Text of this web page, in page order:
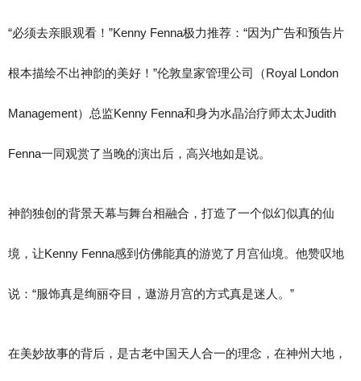
“必须去亲眼观看！”Kenny Fenna极力推荐：“因为广告和预告片
根本描绘不出神韵的美好！”伦敦皇家管理公司（Royal London
Management）总监Kenny Fenna和身为水晶治疗师太太Judith
Fenna一同观赏了当晚的演出后，高兴地如是说。
神韵独创的背景天幕与舞台相融合，打造了一个似幻似真的仙
境，让Kenny Fenna感到仿佛能真的游览了月宫仙境。他赞叹地
说：“服饰真是绚丽夺目，遨游月宫的方式真是迷人。”
在美妙故事的背后，是古老中国天人合一的理念，在神州大地，